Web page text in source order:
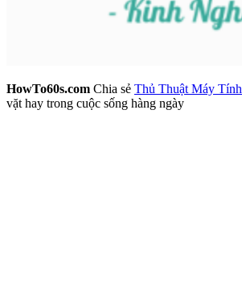
HowTo60s.com Chia sẻ Thủ Thuật Máy Tính
vặt hay trong cuộc sống hàng ngày